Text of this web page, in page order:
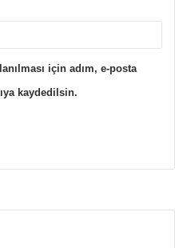
için adım, e-posta
kaydedilsin.